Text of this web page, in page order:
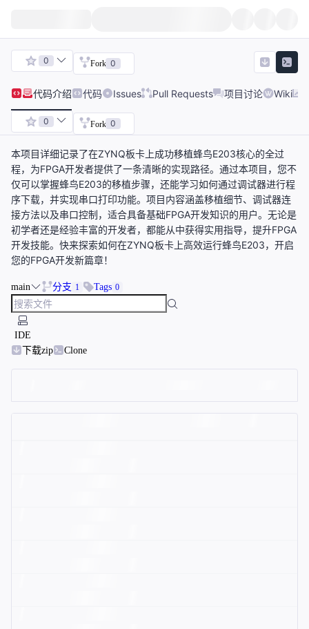
0 Fork 0
代码介绍 代码 Issues Pull Requests 项目讨论 Wiki
0 Fork 0
本项目详细记录了在ZYNQ板卡上成功移植蜂鸟E203核心的全过
程，为FPGA开发者提供了一条清晰的实现路径。通过本项目，您不
仅可以掌握蜂鸟E203的移植步骤，还能学习如何通过调试器进行程
序下载，并实现串口打印功能。项目内容涵盖移植细节、调试器连
接方法以及串口控制，适合具备基础FPGA开发知识的用户。无论是
初学者还是经验丰富的开发者，都能从中获得实用指导，提升FPGA
开发技能。快来探索如何在ZYNQ板卡上高效运行蜂鸟E203，开启
您的FPGA开发新篇章！
main 分支 1 Tags 0
IDE
下载zip
Clone